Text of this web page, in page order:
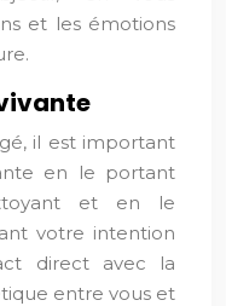
et les émotions
il est important
en le portant
et en le
votre intention
direct avec la
entre vous et